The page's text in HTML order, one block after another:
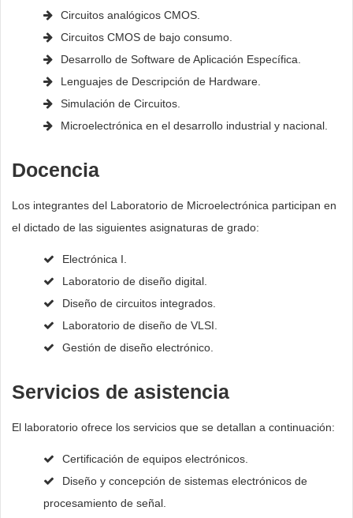
Circuitos analógicos CMOS.
Circuitos CMOS de bajo consumo.
Desarrollo de Software de Aplicación Específica.
Lenguajes de Descripción de Hardware.
Simulación de Circuitos.
Microelectrónica en el desarrollo industrial y nacional.
Docencia
Los integrantes del Laboratorio de Microelectrónica participan en
el dictado de las siguientes asignaturas de grado:
Electrónica I.
Laboratorio de diseño digital.
Diseño de circuitos integrados.
Laboratorio de diseño de VLSI.
Gestión de diseño electrónico.
Servicios de asistencia
El laboratorio ofrece los servicios que se detallan a continuación:
Certificación de equipos electrónicos.
Diseño y concepción de sistemas electrónicos de
procesamiento de señal.